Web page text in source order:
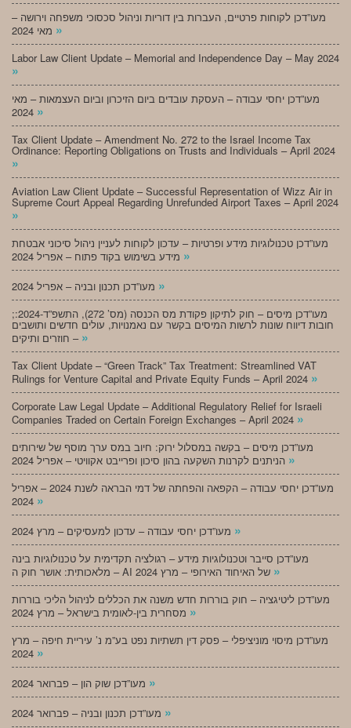
מעו”דכן לקוחות פרטיים, העברות בין דוריות וניהול סכסוכי משפחה וירושה –
»
Labor Law Client Update – Memorial and Independence Day – May 2024
»
מעו”דכן יחסי עבודה – העסקת עובדים ביום הזיכרון וביום העצמאות – מאי
»
Tax Client Update – Amendment No. 272 to the Israel Income Tax
Ordinance: Reporting Obligations on Trusts and Individuals – April 2024
»
Aviation Law Client Update – Successful Representation of Wizz Air in
Supreme Court Appeal Regarding Unrefunded Airport Taxes – April 2024
»
מעו”דכן טכנולוגיות מידע ופרטיות – עדכון לקוחות לעניין ניהול סיכוני אבטחת
»
»
;מעו”דכן מיסים – חוק לתיקון פקודת מס הכנסה (מס’ 272), התשפ”ד-2024:
חובות דיווח שונות לרשות המיסים בקשר עם נאמנויות, עולים חדשים ותושבים
חוזרים ותיקים – »
Tax Client Update – “Green Track” Tax Treatment: Streamlined VAT
Rulings for Venture Capital and Private Equity Funds – April 2024 »
Corporate Law Legal Update – Additional Regulatory Relief for Israeli
Companies Traded on Certain Foreign Exchanges – April 2024 »
מעו”דכן מיסים – בקשה במסלול ירוק: חיוב במס ערך מוסף של שירותים
»
מעו”דכן יחסי עבודה – הקפאה והפחתה של דמי הבראה לשנת 2024 – אפריל
»
»
מעו”דכן סייבר וטכנולוגיות מידע – רגולציה תקדימית על טכנולוגיות בינה
»
מעו”דכן ליטיגציה – חוק בוררות חדש משנה את הכללים לניהול הליכי בוררות
»
מעו”דכן מיסוי מוניציפלי – פסק דין תשתיות נפט בע”מ נ’ עיריית חיפה – מרץ
»
»
»